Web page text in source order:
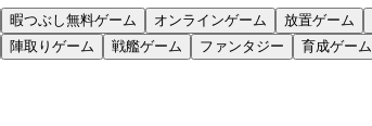
暇つぶし無料ゲーム オンラインゲーム 放置ゲーム
陣取りゲーム 戦艦ゲーム ファンタジー 育成ゲーム